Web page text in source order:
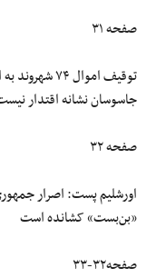
صفحه ۳۱
توقیف
جاسوسان نشانه اقتدار
صفحه ۳۲
اورشلیم پست: اصرار
«بن‌بست» کشانده است
صفحه۳۲-۳۳